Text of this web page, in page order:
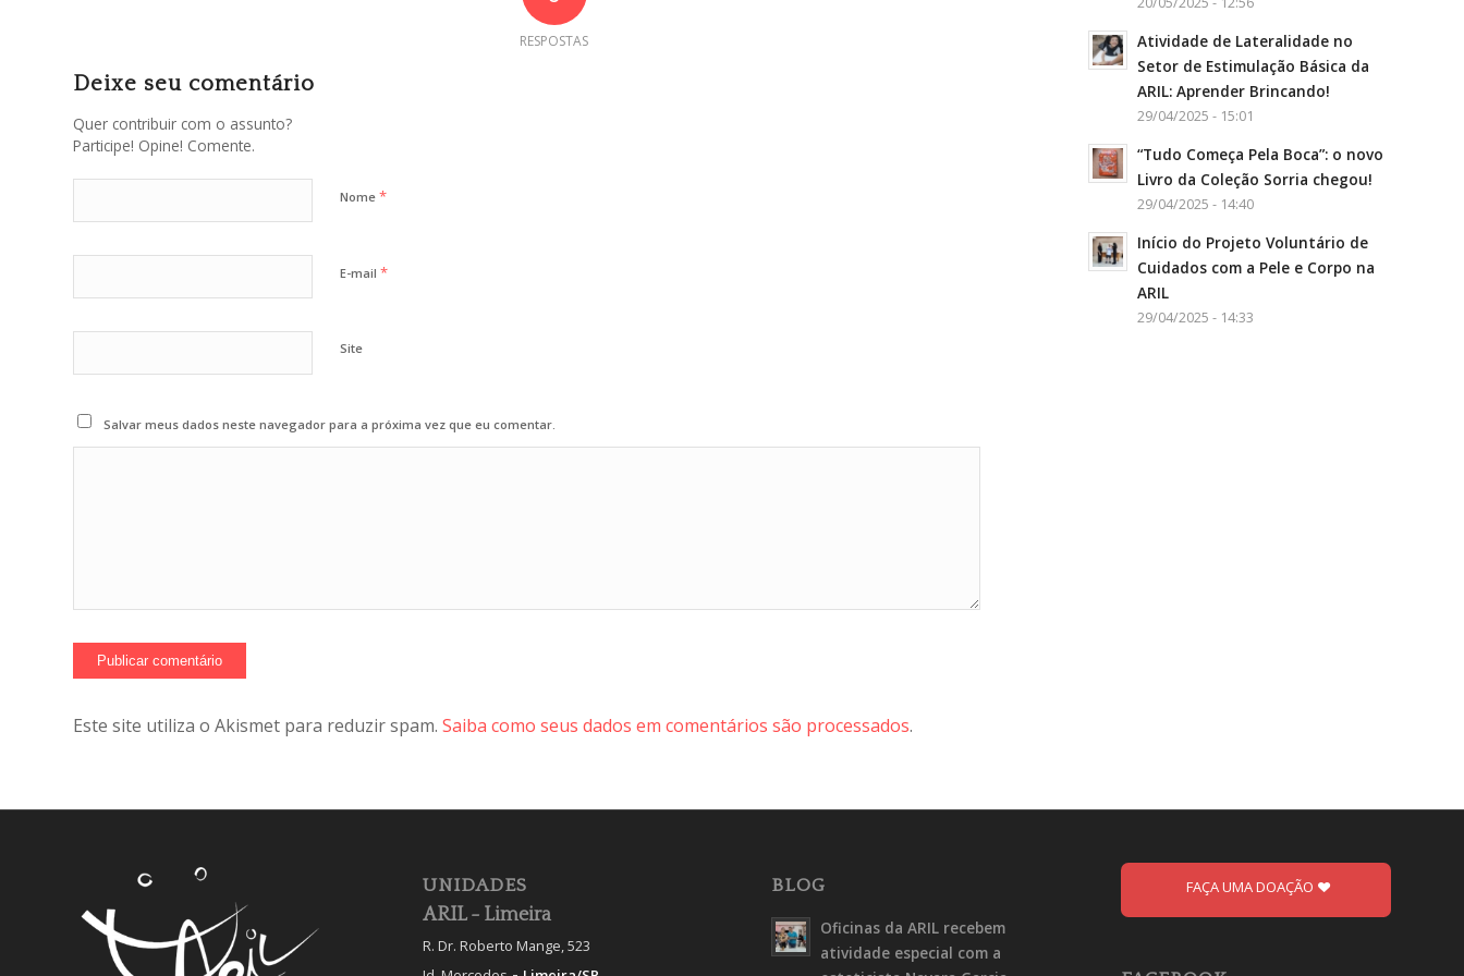
RESPOSTAS
Deixe seu comentário
Quer contribuir com o assunto?
Participe! Opine! Comente.
Nome *
E-mail *
Site
Salvar meus dados neste navegador para a próxima vez que eu comentar.
Este site utiliza o Akismet para reduzir spam. Saiba como seus dados em comentários são processados.
Atividade de Lateralidade no
Setor de Estimulação Básica da
ARIL: Aprender Brincando!
29/04/2025 - 15:01
“Tudo Começa Pela Boca”: o novo
Livro da Coleção Sorria chegou!
29/04/2025 - 14:40
Início do Projeto Voluntário de
Cuidados com a Pele e Corpo na
ARIL
29/04/2025 - 14:33
UNIDADES
ARIL - Limeira
R. Dr. Roberto Mange, 523
BLOG
Oficinas da ARIL recebem
atividade especial com a
FAÇA UMA DOAÇÃO